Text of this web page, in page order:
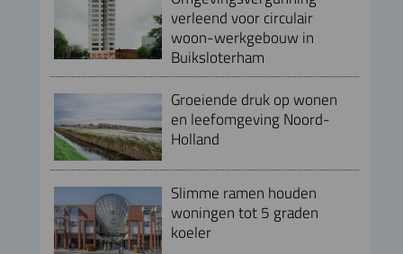
verleend voor circulair
woon-werkgebouw in
Buiksloterham
Groeiende druk op wonen
en leefomgeving Noord-
Holland
Slimme ramen houden
woningen tot 5 graden
koeler